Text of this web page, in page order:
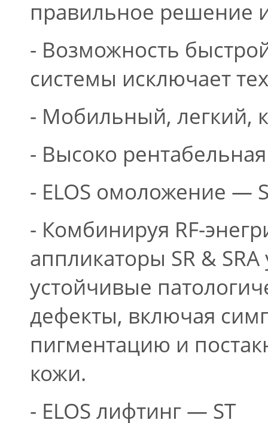
правильное решение
- Возможность
системы исключает
- Мобильный, легкий,
- Высоко
- ELOS омоложение —
- Комбинируя RF-
аппликаторы SR &
устойчивые
дефекты, включая
пигментацию и
кожи.
- ELOS лифтинг — ST